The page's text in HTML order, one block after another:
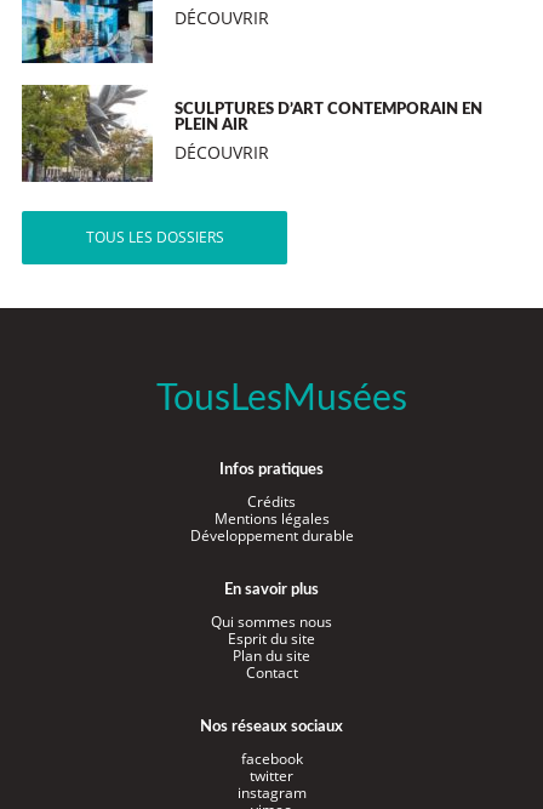
DÉCOUVRIR
SCULPTURES D’ART CONTEMPORAIN EN
PLEIN AIR
DÉCOUVRIR
TOUS LES DOSSIERS
TousLesMusées
Infos pratiques
Crédits
Mentions légales
Développement durable
En savoir plus
Qui sommes nous
Esprit du site
Plan du site
Contact
Nos réseaux sociaux
facebook
twitter
instagram